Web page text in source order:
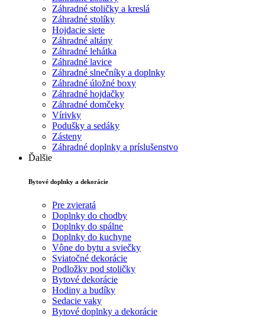
Záhradné stoličky a kreslá
Záhradné stolíky
Hojdacie siete
Záhradné altány
Záhradné lehátka
Záhradné lavice
Záhradné slnečníky a doplnky
Záhradné úložné boxy
Záhradné hojdačky
Záhradné domčeky
Vírivky
Podušky a sedáky
Zásteny
Záhradné doplnky a príslušenstvo
Ďalšie
Bytové doplnky a dekorácie
Pre zvieratá
Doplnky do chodby
Doplnky do spálne
Doplnky do kuchyne
Vône do bytu a sviečky
Sviatočné dekorácie
Podložky pod stoličky
Bytové dekorácie
Hodiny a budíky
Sedacie vaky
Bytové doplnky a dekorácie